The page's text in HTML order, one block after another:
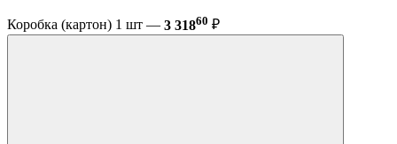
Коробка (картон) 1 шт — 3 31860 ₽